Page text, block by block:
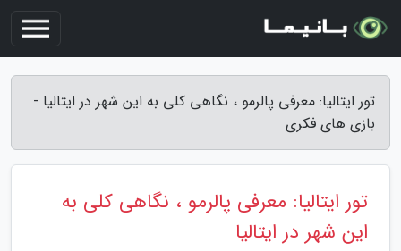
تور ایتالیا: معرفی پالرمو ، نگاهی کلی به این شهر در ایتالیا -
بازی های فکری
تور ایتالیا: معرفی پالرمو ، نگاهی کلی به
این شهر در ایتالیا